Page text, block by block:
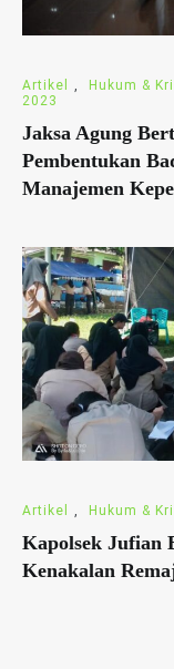
Artikel , Hukum &
2023
Jaksa Agung
Pembentukan
Manajemen
Artikel , Hukum &
Kapolsek Jufian
Kenakalan